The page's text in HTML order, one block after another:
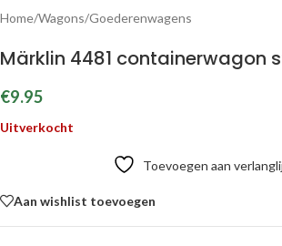
Home/Wagons/Goederenwagens
Märklin 4481 containerwagon
€9.95
Uitverkocht
Toevoegen aan
Aan wishlist toevoegen